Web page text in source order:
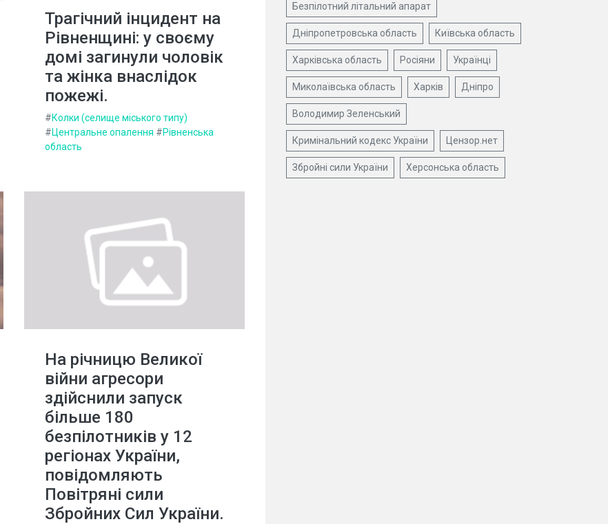
Трагічний інцидент на
Рівненщині: у своєму
домі загинули чоловік
та жінка внаслідок
пожежі.
#Колки (селище міського типу)
#Центральне опалення #Рівненська
область
На річницю Великої
війни агресори
здійснили запуск
більше 180
безпілотників у 12
регіонах України,
повідомляють
Повітряні сили
Збройних Сил України.
Безпілотний літальний апарат
Дніпропетровська область Київська область
Харківська область Росіяни Українці
Миколаївська область Харків Дніпро
Володимир Зеленський
Кримінальний кодекс України Цензор.нет
Збройні сили України Херсонська область